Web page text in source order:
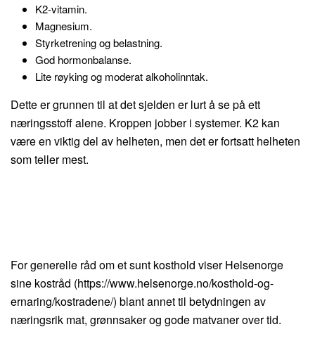
K2-vitamin.
Magnesium.
Styrketrening og belastning.
God hormonbalanse.
Lite røyking og moderat alkoholinntak.
Dette er grunnen til at det sjelden er lurt å se på ett
næringsstoff alene. Kroppen jobber i systemer. K2 kan
være en viktig del av helheten, men det er fortsatt helheten
som teller mest.
For generelle råd om et sunt kosthold viser Helsenorge
sine kostråd (https://www.helsenorge.no/kosthold-og-
ernaring/kostradene/) blant annet til betydningen av
næringsrik mat, grønnsaker og gode matvaner over tid.